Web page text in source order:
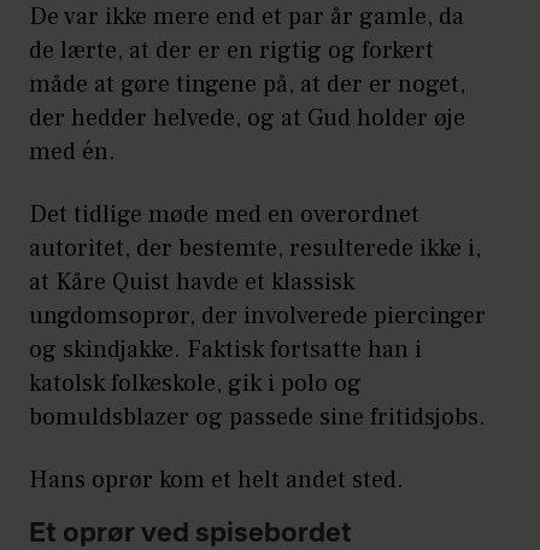
De var ikke mere end et par år gamle, da
de lærte, at der er en rigtig og forkert
måde at gøre tingene på, at der er noget,
der hedder helvede, og at Gud holder øje
med én.
Det tidlige møde med en overordnet
autoritet, der bestemte, resulterede ikke i,
at Kåre Quist havde et klassisk
ungdomsoprør, der involverede piercinger
og skindjakke. Faktisk fortsatte han i
katolsk folkeskole, gik i polo og
bomuldsblazer og passede sine fritidsjobs.
Hans oprør kom et helt andet sted.
Et oprør ved spisebordet